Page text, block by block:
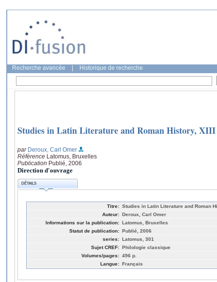
Recherche avancée Historique de recherche
Studies in Latin Literature and Roman History, XIII
par Deroux, Carl Omer
Référence Latomus, Bruxelles
Publication Publié, 2006
Direction d'ouvrage
DÉTAILS
Titre: Studies in Latin Literature and Roman
Auteur: Deroux, Carl Omer
Informations sur la publication: Latomus, Bruxelles
Statut de publication: Publié, 2006
series: Latomus, 301
Sujet CREF: Philologie classique
Volumes/pages: 496 p.
Langue: Français